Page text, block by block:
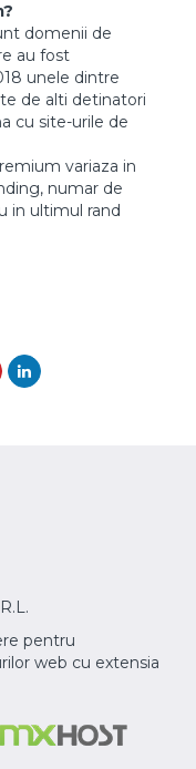
domenii de
au fost
unele dintre
de alti detinatori
cu site-urile de
variaza in
numar de
in ultimul rand
pentru
web cu extensia